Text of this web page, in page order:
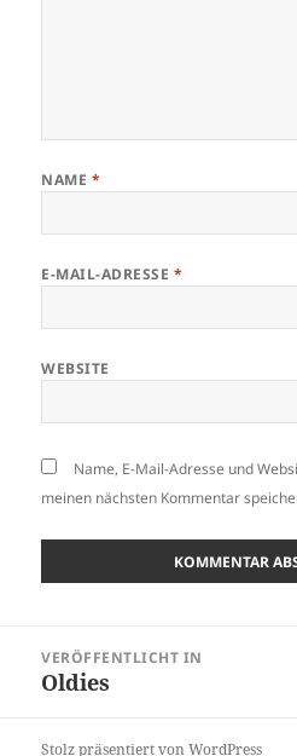
NAME *
E-MAIL-ADRESSE *
WEBSITE
Name, E-Mail-Adresse und
meinen nächsten Kommentar
VERÖFFENTLICHT IN
Oldies
Stolz präsentiert von WordPress